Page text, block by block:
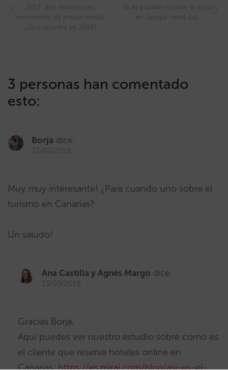
2017: año histórico en
incremento de precio medio.
¿Qué ocurrirá en 2018?
Ya es posible mostrar tu logo
en Google Hotel Ads
3 personas han comentado
esto:
Borja dice:
23/02/2018
Muy muy interesante! ¿Para cuando uno sobre el
turismo en Canarias?
Un saludo!
Ana Castilla y Agnès Margo dice:
13/03/2018
Gracias Borja,
Aquí puedes ver nuestro estudio sobre cómo es
el cliente que reserva hoteles online en
Canarias:https://es.mirai.com/blog/asi-es-el-